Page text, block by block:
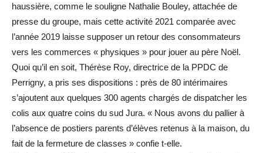
haussière, comme le souligne Nathalie Bouley, attachée de
presse du groupe, mais cette activité 2021 comparée avec
l’année 2019 laisse supposer un retour des consommateurs
vers les commerces « physiques » pour jouer au père Noël.
Quoi qu’il en soit, Thérèse Roy, directrice de la PPDC de
Perrigny, a pris ses dispositions : près de 80 intérimaires
s’ajoutent aux quelques 300 agents chargés de dispatcher les
colis aux quatre coins du sud Jura. « Nous avons du pallier à
l’absence de postiers parents d’élèves retenus à la maison, du
fait de la fermeture de classes » confie t-elle.